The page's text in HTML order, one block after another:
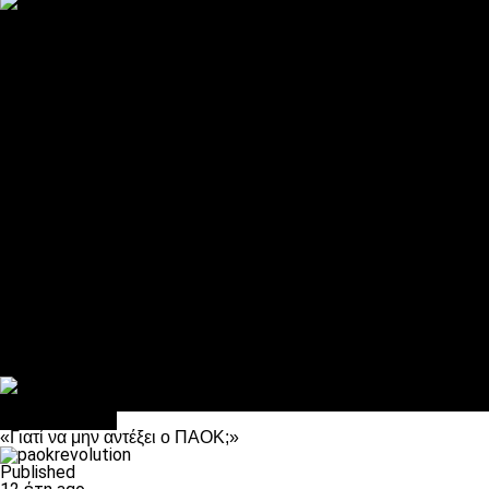
«Γιατί να μην αντέξει ο ΠΑΟΚ;»
Published